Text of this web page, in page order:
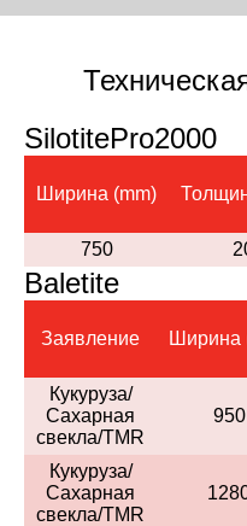
SilotitePro2000
Ширина (mm)
750
Baletite
Заявление Ширина
Кукуруза/
Сахарная
свекла/TMR
950
Кукуруза/
Сахарная
свекла/TMR